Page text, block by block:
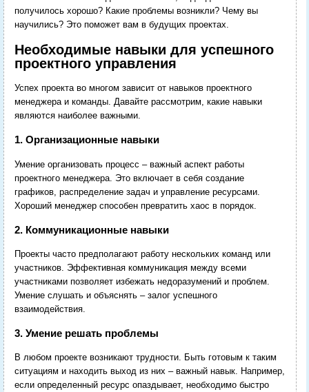
получилось хорошо? Какие проблемы возникли? Чему вы
научились? Это поможет вам в будущих проектах.
Необходимые навыки для успешного
проектного управления
Успех проекта во многом зависит от навыков проектного
менеджера и команды. Давайте рассмотрим, какие навыки
являются наиболее важными.
1. Организационные навыки
Умение организовать процесс – важный аспект работы
проектного менеджера. Это включает в себя создание
графиков, распределение задач и управление ресурсами.
Хороший менеджер способен превратить хаос в порядок.
2. Коммуникационные навыки
Проекты часто предполагают работу нескольких команд или
участников. Эффективная коммуникация между всеми
участниками позволяет избежать недоразумений и проблем.
Умение слушать и объяснять – залог успешного
взаимодействия.
3. Умение решать проблемы
В любом проекте возникают трудности. Быть готовым к таким
ситуациям и находить выход из них – важный навык. Например,
если определенный ресурс опаздывает, необходимо быстро